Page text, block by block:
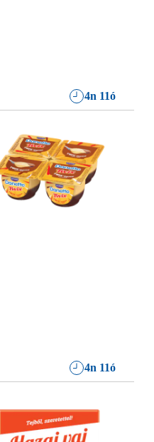
4n 11ó
4n 11ó